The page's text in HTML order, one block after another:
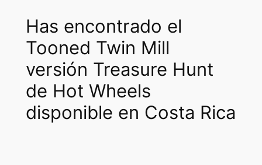
T
R
E
A
S
U
R
Has encontrado el
Tooned Twin Mill
versión Treasure Hunt
de Hot Wheels
disponible en Costa Rica